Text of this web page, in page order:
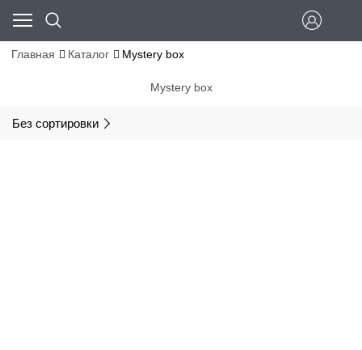
Главная Каталог Mystery box
Mystery box
Без сортировки